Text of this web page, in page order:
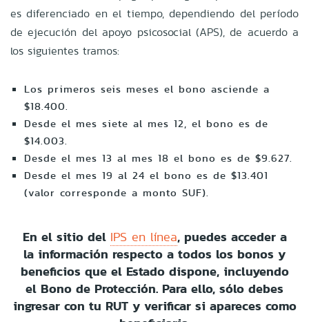
es diferenciado en el tiempo, dependiendo del período
de ejecución del apoyo psicosocial (APS), de acuerdo a
los siguientes tramos:
Los primeros seis meses el bono asciende a
$18.400.
Desde el mes siete al mes 12, el bono es de
$14.003.
Desde el mes 13 al mes 18 el bono es de $9.627.
Desde el mes 19 al 24 el bono es de $13.401
(valor corresponde a monto SUF).
En el sitio del IPS en línea, puedes acceder a
la información respecto a todos los bonos y
beneficios que el Estado dispone, incluyendo
el Bono de Protección. Para ello, sólo debes
ingresar con tu RUT y verificar si apareces como